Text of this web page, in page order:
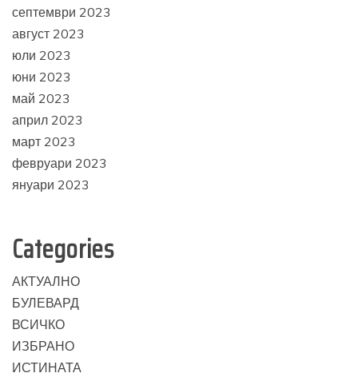
септември 2023
август 2023
юли 2023
юни 2023
май 2023
април 2023
март 2023
февруари 2023
януари 2023
Categories
АКТУАЛНО
БУЛЕВАРД
ВСИЧКО
ИЗБРАНО
ИСТИНАТА